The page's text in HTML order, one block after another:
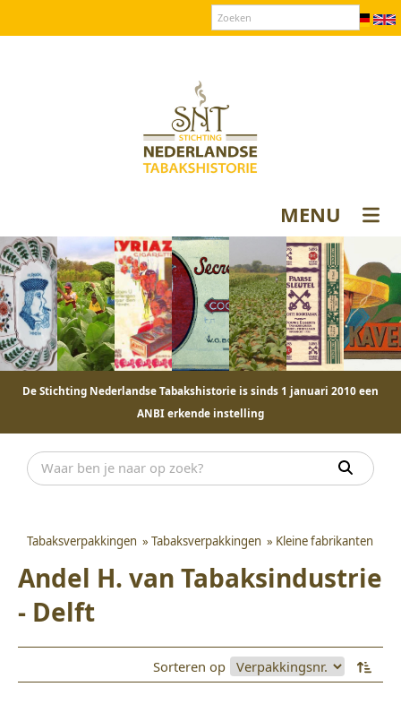
MENU
De Stichting Nederlandse Tabakshistorie is sinds 1 januari 2010 een
ANBI erkende instelling
Tabaksverpakkingen » Tabaksverpakkingen » Kleine fabrikanten
Andel H. van Tabaksindustrie
- Delft
Sorteren op